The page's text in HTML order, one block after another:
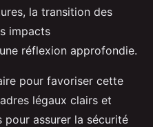
la transition des
impacts
réflexion approfondie.
pour favoriser cette
légaux clairs et
pour assurer la sécurité